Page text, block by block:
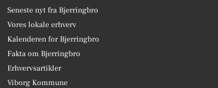
Seneste nyt fra Bjerringbro
Vores lokale erhverv
Kalenderen for Bjerringbro
Fakta om Bjerringbro
Erhvervsartikler
Viborg Kommune